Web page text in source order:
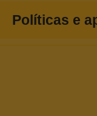
Políticas e